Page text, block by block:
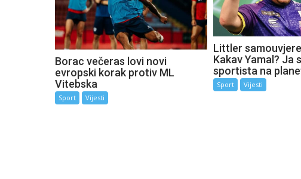
Borac večeras lovi novi
evropski korak protiv ML
Vitebska
Sport Vijesti
Littler
Kakav Yamal? Ja
sportista na
Sport Vijesti